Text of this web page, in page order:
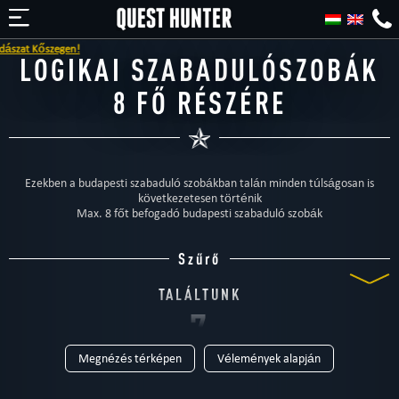
LOGIKAI SZABADULÓSZOBÁK
8 FŐ RÉSZÉRE
Ezekben a budapesti szabaduló szobákban talán minden túlságosan is
következetesen történik
Max. 8 főt befogadó budapesti szabaduló szobák
Szűrő
TALÁLTUNK
7
SZABADULÓSZOBÁT
Megnézés térképen Vélemények alapján